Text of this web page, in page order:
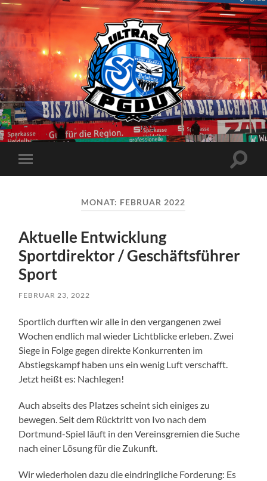
Proud
Generation
Duisburg
Mobile-
Menü
MONAT: FEBRUAR 2022
Aktuelle Entwicklung
Sportdirektor / Geschäftsführer
Sport
FEBRUAR 23, 2022
Sportlich durften wir alle in den vergangenen zwei
Wochen endlich mal wieder Lichtblicke erleben. Zwei
Siege in Folge gegen direkte Konkurrenten im
Abstiegskampf haben uns ein wenig Luft verschafft.
Jetzt heißt es: Nachlegen!
Auch abseits des Platzes scheint sich einiges zu
bewegen. Seit dem Rücktritt von Ivo nach dem
Dortmund-Spiel läuft in den Vereinsgremien die Suche
nach einer Lösung für die Zukunft.
Wir wiederholen dazu die eindringliche Forderung: Es